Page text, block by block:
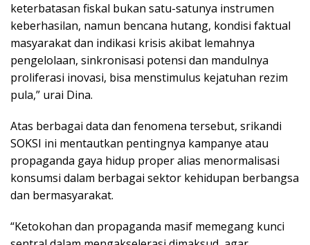
keterbatasan fiskal bukan satu-satunya instrumen
keberhasilan, namun bencana hutang, kondisi faktual
masyarakat dan indikasi krisis akibat lemahnya
pengelolaan, sinkronisasi potensi dan mandulnya
proliferasi inovasi, bisa menstimulus kejatuhan rezim
pula,” urai Dina.
Atas berbagai data dan fenomena tersebut, srikandi
SOKSI ini mentautkan pentingnya kampanye atau
propaganda gaya hidup proper alias menormalisasi
konsumsi dalam berbagai sektor kehidupan berbangsa
dan bermasyarakat.
“Ketokohan dan propaganda masif memegang kunci